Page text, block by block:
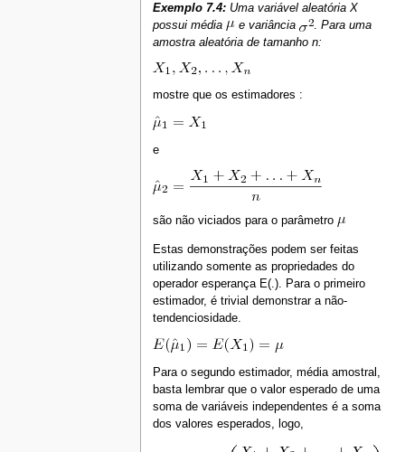
Exemplo 7.4:Uma variável aleatória X
possui média
e variância . Para uma
amostra aleatória de tamanho n:
mostre que os estimadores :
e
são não viciados para o parâmetro
Estas demonstrações podem ser feitas
utilizando somente as propriedades do
operador esperança E(.). Para o primeiro
estimador, é trivial demonstrar a não-
tendenciosidade.
Para o segundo estimador, média amostral,
basta lembrar que o valor esperado de uma
soma de variáveis independentes é a soma
dos valores esperados, logo,